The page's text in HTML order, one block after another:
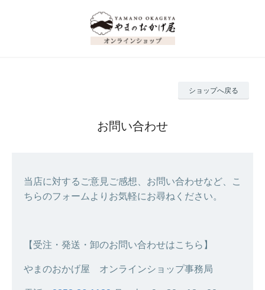
ショップへ戻る
お問い合わせ
当店に対するご意見ご感想、お問い合わせなど、こ
ちらのフォームよりお気軽にお尋ねください。
【受注・発送・卸のお問い合わせはこちら】
やまのおかげ屋 オンラインショップ事務局